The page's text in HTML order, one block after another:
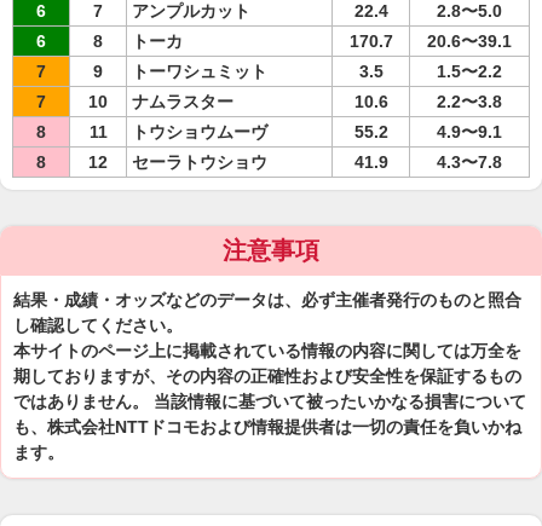
6
7 アンプルカット 22.4
2.8〜5.0
6
8 トーカ 170.7
20.6〜39.1
7
9 トーワシュミット 3.5
1.5〜2.2
7
10 ナムラスター 10.6
2.2〜3.8
8
11 トウショウムーヴ 55.2
4.9〜9.1
8
12 セーラトウショウ 41.9 4.3〜7.8
注意事項
結果・成績・オッズなどのデータは、必ず主催者発行のものと照合
し確認してください。
本サイトのページ上に掲載されている情報の内容に関しては万全を
期しておりますが、その内容の正確性および安全性を保証するもの
ではありません。 当該情報に基づいて被ったいかなる損害について
も、株式会社NTTドコモおよび情報提供者は一切の責任を負いかね
ます。